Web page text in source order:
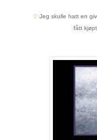
♡ Jeg skulle hatt en
fått